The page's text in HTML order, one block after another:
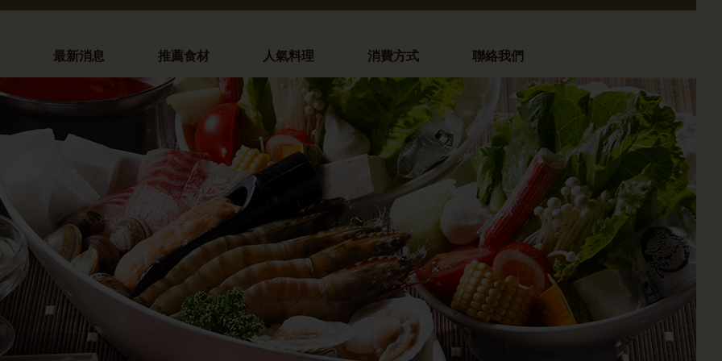
最新消息 推薦食材 人氣料理 消費方式 聯絡我們